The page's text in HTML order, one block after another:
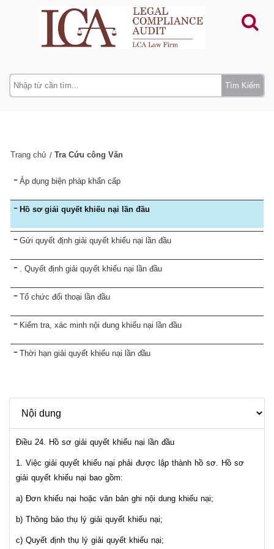
Tìm Kiếm
Trang chủ Tra Cứu công Văn
Áp dụng biện pháp khẩn cấp
Hồ sơ giải quyết khiếu nại lần đầu
Gửi quyết định giải quyết khiếu nại lần đầu
. Quyết định giải quyết khiếu nại lần đầu
Tổ chức đối thoại lần đầu
Kiểm tra, xác minh nội dung khiếu nại lần đầu
Thời hạn giải quyết khiếu nại lần đầu
Điều 24. Hồ sơ giải quyết khiếu nại lần đầu
1. Việc giải quyết khiếu nại phải được lập thành hồ sơ. Hồ sơ
giải quyết khiếu nại bao gồm:
a) Đơn khiếu nại hoặc văn bản ghi nội dung khiếu nại;
b) Thông báo thụ lý giải quyết khiếu nại;
c) Quyết định thụ lý giải quyết khiếu nại;